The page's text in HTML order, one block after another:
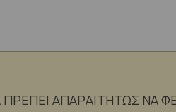
ΑΠΑΡΑΙΤΗΤΩΣ ΝΑ